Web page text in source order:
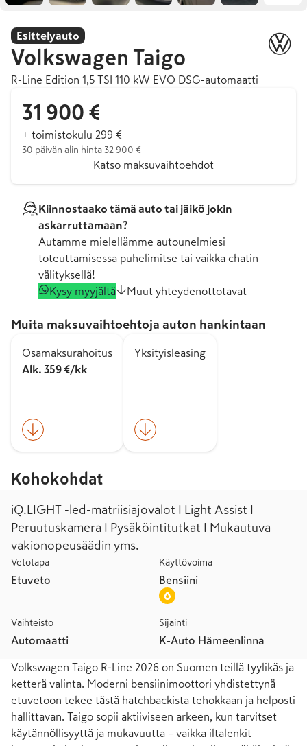
Esittelyauto
Volkswagen Taigo
R-Line Edition 1,5 TSI 110 kW EVO DSG-automaatti
31 900 €
+ toimistokulu 299 €
30 päivän alin hinta 32 900 €
Katso maksuvaihtoehdot
Kiinnostaako tämä auto tai jäikö jokin
askarruttamaan?
Autamme mielellämme autounelmiesi
toteuttamisessa puhelimitse tai vaikka chatin
välityksellä!
Kysy myyjältä
Muut yhteydenottotavat
Muita maksuvaihtoehtoja auton hankintaan
Osamaksurahoitus
Alk. 359 €/kk
Yksityisleasing
Kohokohdat
iQ.LIGHT -led-matriisiajovalot I Light Assist I
Peruutuskamera I Pysäköintitutkat I Mukautuva
vakionopeusäädin yms.
Vetotapa
Etuveto
Käyttövoima
Bensiini
Vaihteisto
Automaatti
Sijainti
K-Auto Hämeenlinna
Volkswagen Taigo R-Line 2026 on Suomen teillä tyylikäs ja
ketterä valinta. Moderni bensiinimoottori yhdistettynä
etuvetoon tekee tästä hatchbackista tehokkaan ja helposti
hallittavan. Taigo sopii aktiiviseen arkeen, kun tarvitset
käytännöllisyyttä ja mukavuutta – vaikka iltalenkit